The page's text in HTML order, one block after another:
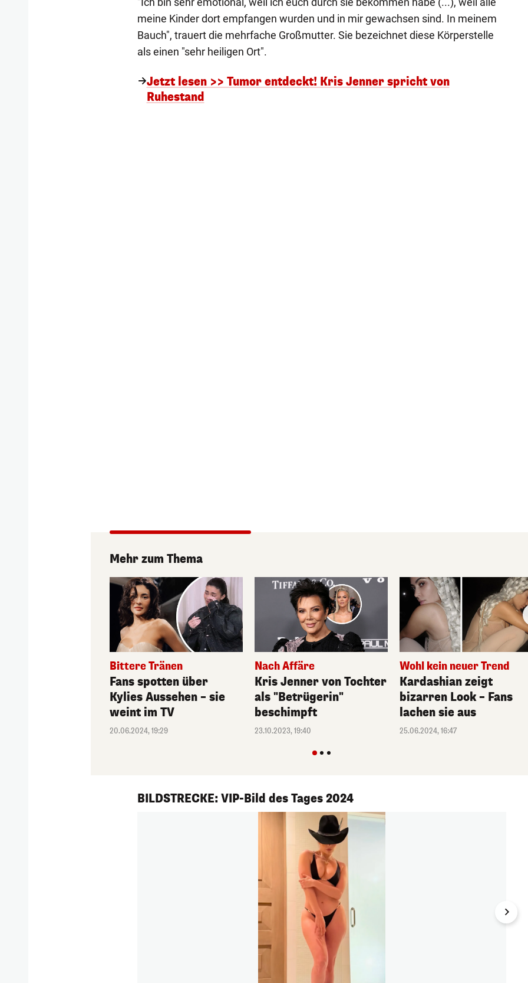
meine Kinder dort empfangen wurden und in mir gewachsen sind. In meinem
Bauch", trauert die mehrfache Großmutter. Sie bezeichnet diese Körperstelle
als einen "sehr heiligen Ort".
Jetzt lesen >> Tumor entdeckt! Kris Jenner spricht von
Ruhestand
Mehr zum Thema
Bittere Tränen
Fans spotten über
Kylies Aussehen – sie
weint im TV
20.06.2024, 19:29
Nach Affäre
Kris Jenner von Tochter
als "Betrügerin"
beschimpft
23.10.2023, 19:40
Wohl kein neuer Trend
Kardashian zeigt
bizarren Look – Fans
lachen sie aus
25.06.2024, 16:47
BILDSTRECKE: VIP-Bild des Tages 2024
1/231